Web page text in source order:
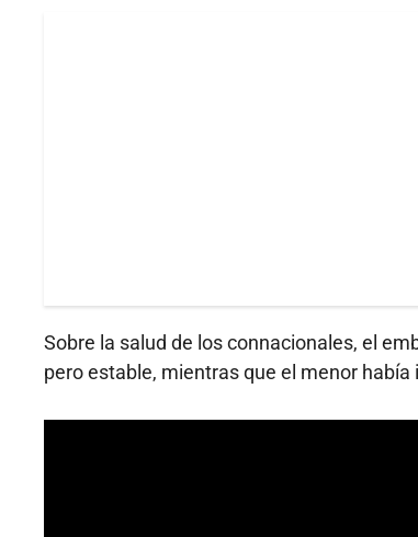
Sobre la salud de los connacionales, el
pero estable, mientras que el menor